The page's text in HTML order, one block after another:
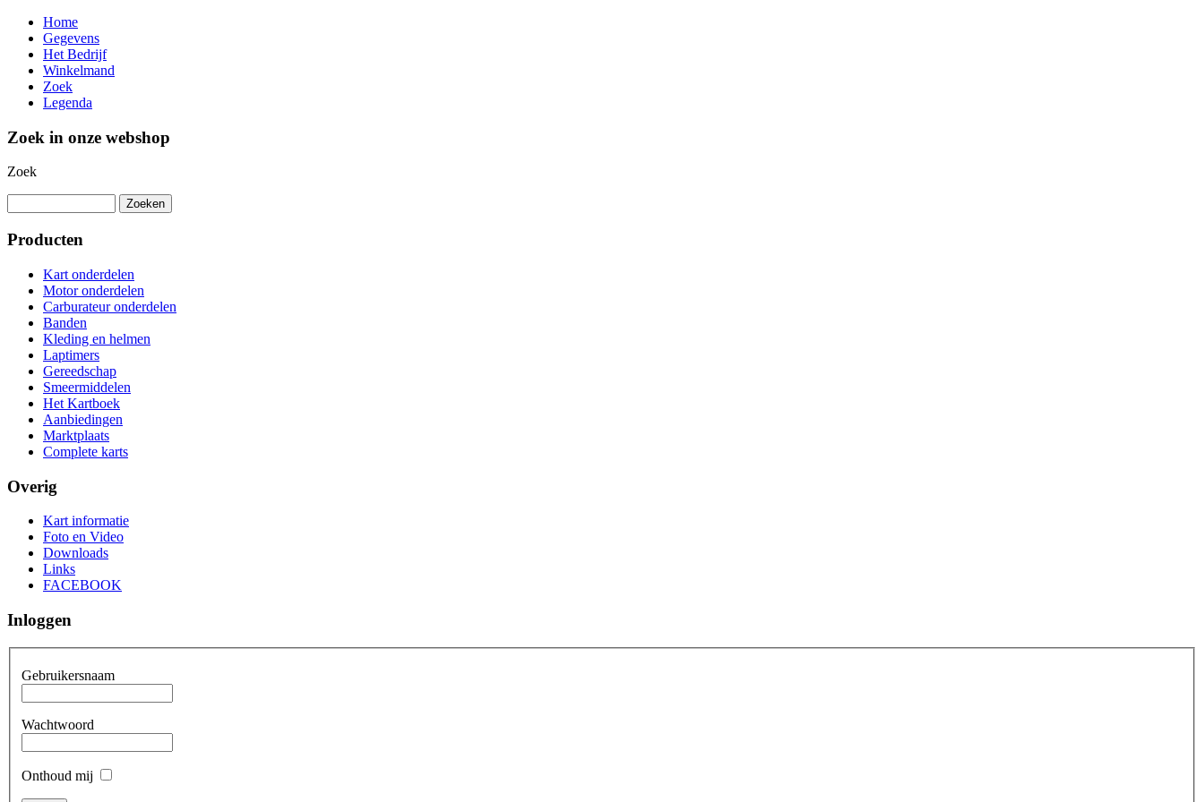
Home
Gegevens
Het Bedrijf
Winkelmand
Zoek
Legenda
Zoek in onze webshop
Zoek
Producten
Kart onderdelen
Motor onderdelen
Carburateur onderdelen
Banden
Kleding en helmen
Laptimers
Gereedschap
Smeermiddelen
Het Kartboek
Aanbiedingen
Marktplaats
Complete karts
Overig
Kart informatie
Foto en Video
Downloads
Links
FACEBOOK
Inloggen
Gebruikersnaam
Wachtwoord
Onthoud mij